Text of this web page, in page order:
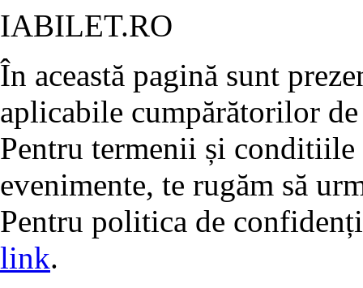
IABILET.RO
În această pagină sunt
aplicabile cumpărătorilor
Pentru termenii și
evenimente, te rugăm să
Pentru politica de
link.